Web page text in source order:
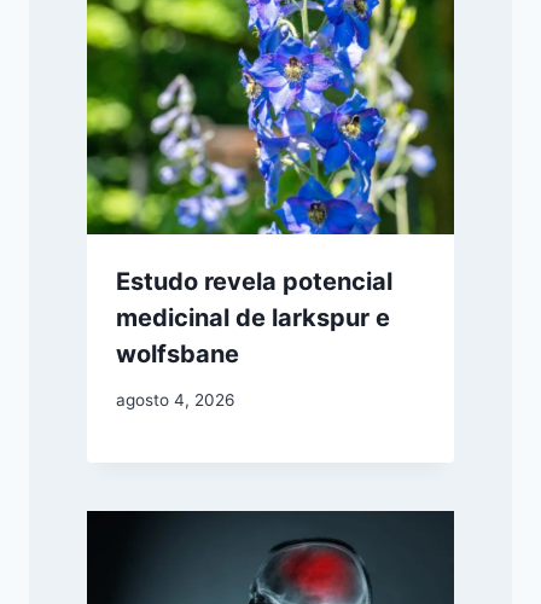
Estudo revela potencial
medicinal de larkspur e
wolfsbane
agosto 4, 2026